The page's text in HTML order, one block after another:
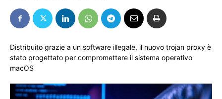
Distribuito grazie a un software illegale, il nuovo trojan proxy è
stato progettato per compromettere il sistema operativo
macOS